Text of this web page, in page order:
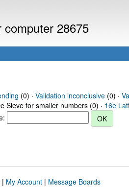
28675
(0) · Validation inconclusive(0) ·
Sieve for smaller numbers (0) · 16e
| My Account| Message Boards